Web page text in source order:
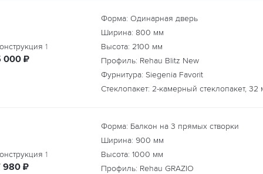
1
000 руб.
₽
Форма: Одинарная дверь
Ширина: 800 мм
Высота: 2100 мм
Профиль: Rehau Blitz New
Фурнитура: Siegenia Favorit
Стеклопакет: 2-камерный стеклопакет, 32
1
980 руб.
₽
Форма: Балкон на 3 прямых створки
Ширина: 900 мм
Высота: 1000 мм
Профиль: Rehau GRAZIO